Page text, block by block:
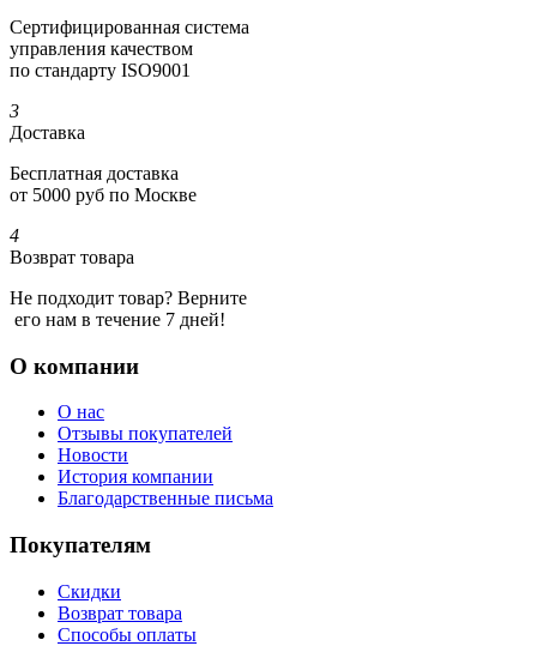
Сертифициро­ванная система
управления качеством
по стандарту ISO9001
3
Доставка
Бесплатная доставка
от 5000 руб по Москве
4
Возврат товара
Не подходит товар? Верните
его нам в течение 7 дней!
О компании
О нас
Отзывы покупателей
Новости
История компании
Благодарственные письма
Покупателям
Скидки
Возврат товара
Способы оплаты